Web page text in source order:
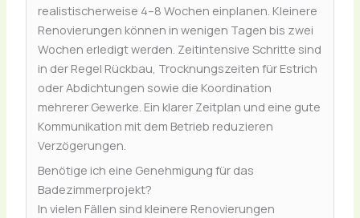
realistischerweise 4–8 Wochen einplanen. Kleinere
Renovierungen können in wenigen Tagen bis zwei
Wochen erledigt werden. Zeitintensive Schritte sind
in der Regel Rückbau, Trocknungszeiten für Estrich
oder Abdichtungen sowie die Koordination
mehrerer Gewerke. Ein klarer Zeitplan und eine gute
Kommunikation mit dem Betrieb reduzieren
Verzögerungen.
Benötige ich eine Genehmigung für das
Badezimmerprojekt?
In vielen Fällen sind kleinere Renovierungen